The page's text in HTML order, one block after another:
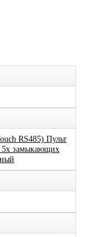
RS485) Пульт
5x замыкающих